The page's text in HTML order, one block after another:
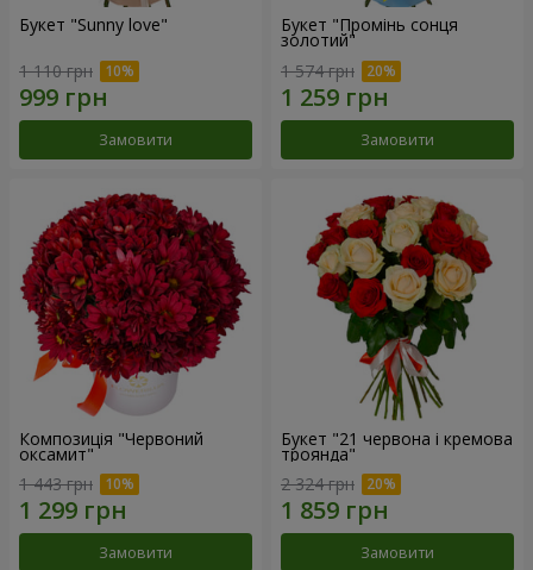
Букет "Sunny love"
1 110 грн
Замовити
Букет "Промінь сонця
золотий"
1 574 грн
Замовити
Композиція "Червоний
оксамит"
1 443 грн
Замовити
Букет "21 червона і кремова
троянда"
2 324 грн
Замовити